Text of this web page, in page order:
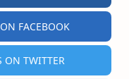
FACEBOOK
ON TWITTER